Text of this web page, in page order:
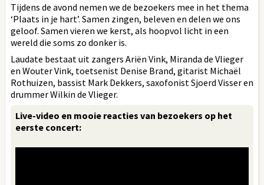
Tijdens de avond nemen we de bezoekers mee in het thema
‘Plaats in je hart’. Samen zingen, beleven en delen we ons
geloof. Samen vieren we kerst, als hoopvol licht in een
wereld die soms zo donker is.
Laudate bestaat uit zangers Ariën Vink, Miranda de Vlieger
en Wouter Vink, toetsenist Denise Brand, gitarist Michaël
Rothuizen, bassist Mark Dekkers, saxofonist Sjoerd Visser en
drummer Wilkin de Vlieger.
Live-video en mooie reacties van bezoekers op het
eerste concert: